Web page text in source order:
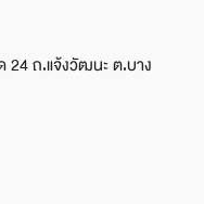
24 ถ.แจ้งวัฒนะ ต.บาง